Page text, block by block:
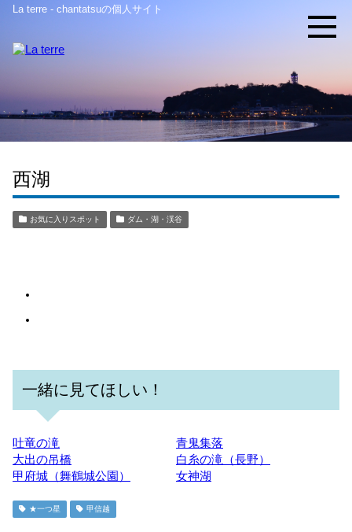
La terre - chantatsuの個人サイト
西湖
お気に入りスポット ダム・湖・渓谷
一緒に見てほしい！
吐竜の滝
青鬼集落
大出の吊橋
白糸の滝（長野）
甲府城（舞鶴城公園）
女神湖
★一つ星 甲信越